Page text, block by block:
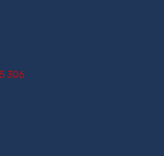
306